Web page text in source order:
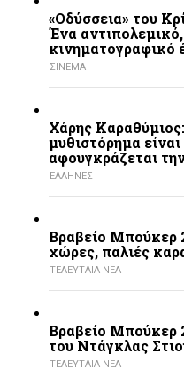
«Οδύσσεια» του
Ένα
κινηματογραφικό
ΣΙΝΕΜΑ
Χάρης
μυθιστόρημα
αφουγκράζεται
ΕΛΛΗΝΕΣ
Βραβείο Μπούκερ
χώρες, παλιές
ΤΕΛΕΥΤΑΙΑ ΝΕΑ
Βραβείο Μπούκερ
του Ντάγκλας
ΤΕΛΕΥΤΑΙΑ ΝΕΑ